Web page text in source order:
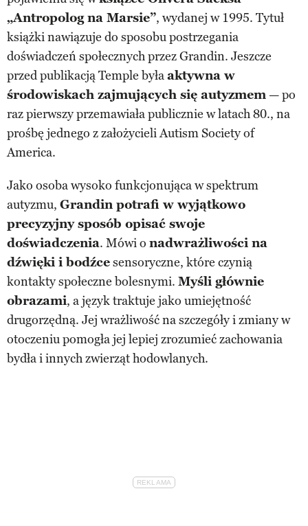
„Antropolog na Marsie”, wydanej w 1995. Tytuł
książki nawiązuje do sposobu postrzegania
doświadczeń społecznych przez Grandin. Jeszcze
przed publikacją Temple byłaaktywna w
środowiskach zajmujących się autyzmem— po
raz pierwszy przemawiała publicznie w latach 80., na
prośbę jednego z założycieli Autism Society of
America.
Jako osoba wysoko funkcjonująca w spektrum
autyzmu, Grandin potrafi w wyjątkowo
precyzyjny sposób opisać swoje
doświadczenia. Mówi o nadwrażliwości na
dźwięki i bodźcesensoryczne, które czynią
kontakty społeczne bolesnymi. Myśli głównie
obrazami, a język traktuje jako umiejętność
drugorzędną. Jej wrażliwość na szczegóły i zmiany w
otoczeniu pomogła jej lepiej zrozumieć zachowania
bydła i innych zwierząt hodowlanych.